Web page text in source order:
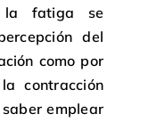
la fatiga se
del
como por
contracción
emplear